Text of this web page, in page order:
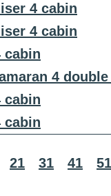
4 cabin
4 cabin
cabin
4
cabin
cabin
21 31 41 51